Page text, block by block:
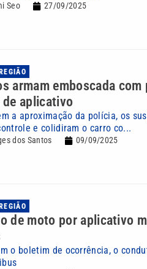
Seo 27/09/2025
armam emboscada
aplicativo
a aproximação da polícia, os
e colidiram o carro co...
dos Santos 09/09/2025
de moto por aplicativo
o boletim de ocorrência, o